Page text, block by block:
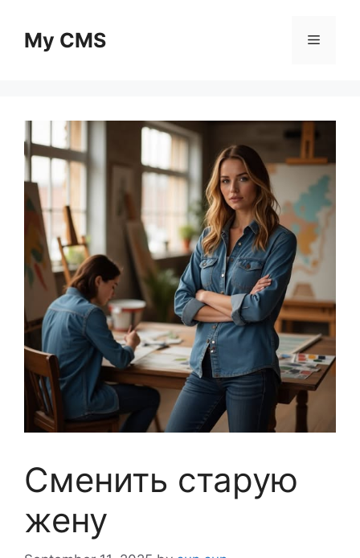
contentMy CMS Menu
Сменить старую
жену